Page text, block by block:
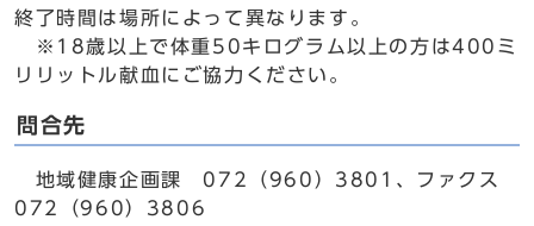
終了時間は場所によって異なります。
※18歳以上で体重50キログラム以上の方は400ミ
リリットル献血にご協力ください。
問合先
地域健康企画課 072（960）3801、ファクス
072（960）3806